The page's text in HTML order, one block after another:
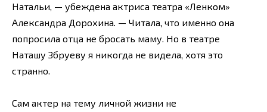
Натальи, — убеждена актриса театра «Ленком»
Александра Дорохина. — Читала, что именно она
попросила отца не бросать маму. Но в театре
Наташу Збруеву я никогда не видела, хотя это
странно.
Сам актер на тему личной жизни не